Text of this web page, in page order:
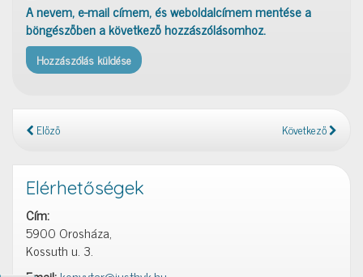
A nevem, e-mail címem, és weboldalcímem mentése a
böngészőben a következő hozzászólásomhoz.
Előző Következő
Elérhetőségek
Cím:
5900 Orosháza,
Kossuth u. 3.